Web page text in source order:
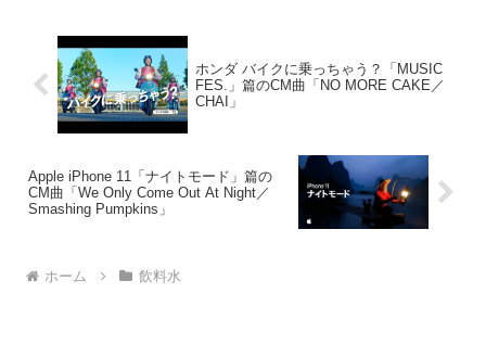
ホンダ バイクに乗っちゃう？「MUSIC
FES.」篇のCM曲「NO MORE CAKE／
CHAI」
Apple iPhone 11「ナイトモード」篇の
CM曲「We Only Come Out At Night／
Smashing Pumpkins」
ホーム 飲料水